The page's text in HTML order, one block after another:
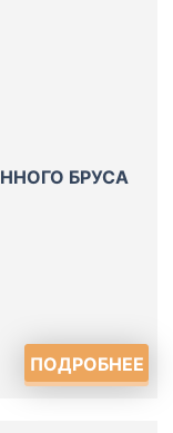
БРУСА
ПОДРОБНЕЕ